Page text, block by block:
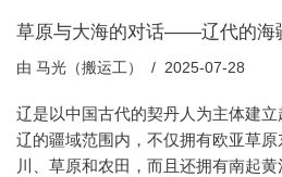
草原与大海的对话——辽代的海
由 马光（搬运工） 2025-07-28
辽是以中国古代的契丹人为主体建
辽的疆域范围内，不仅拥有欧亚草
川、草原和农田，而且还拥有南起